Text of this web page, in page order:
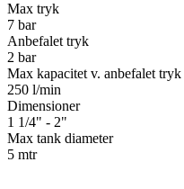
Max tryk
7 bar
Anbefalet tryk
2 bar
Max kapacitet v. anbefalet tryk
250 l/min
Dimensioner
1 1/4" - 2"
Max tank diameter
5 mtr